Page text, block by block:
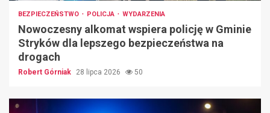
BEZPIECZEŃSTWO POLICJA WYDARZENIA
Nowoczesny alkomat wspiera policję w Gminie
Stryków dla lepszego bezpieczeństwa na
drogach
Robert Górniak 28 lipca 2026 50